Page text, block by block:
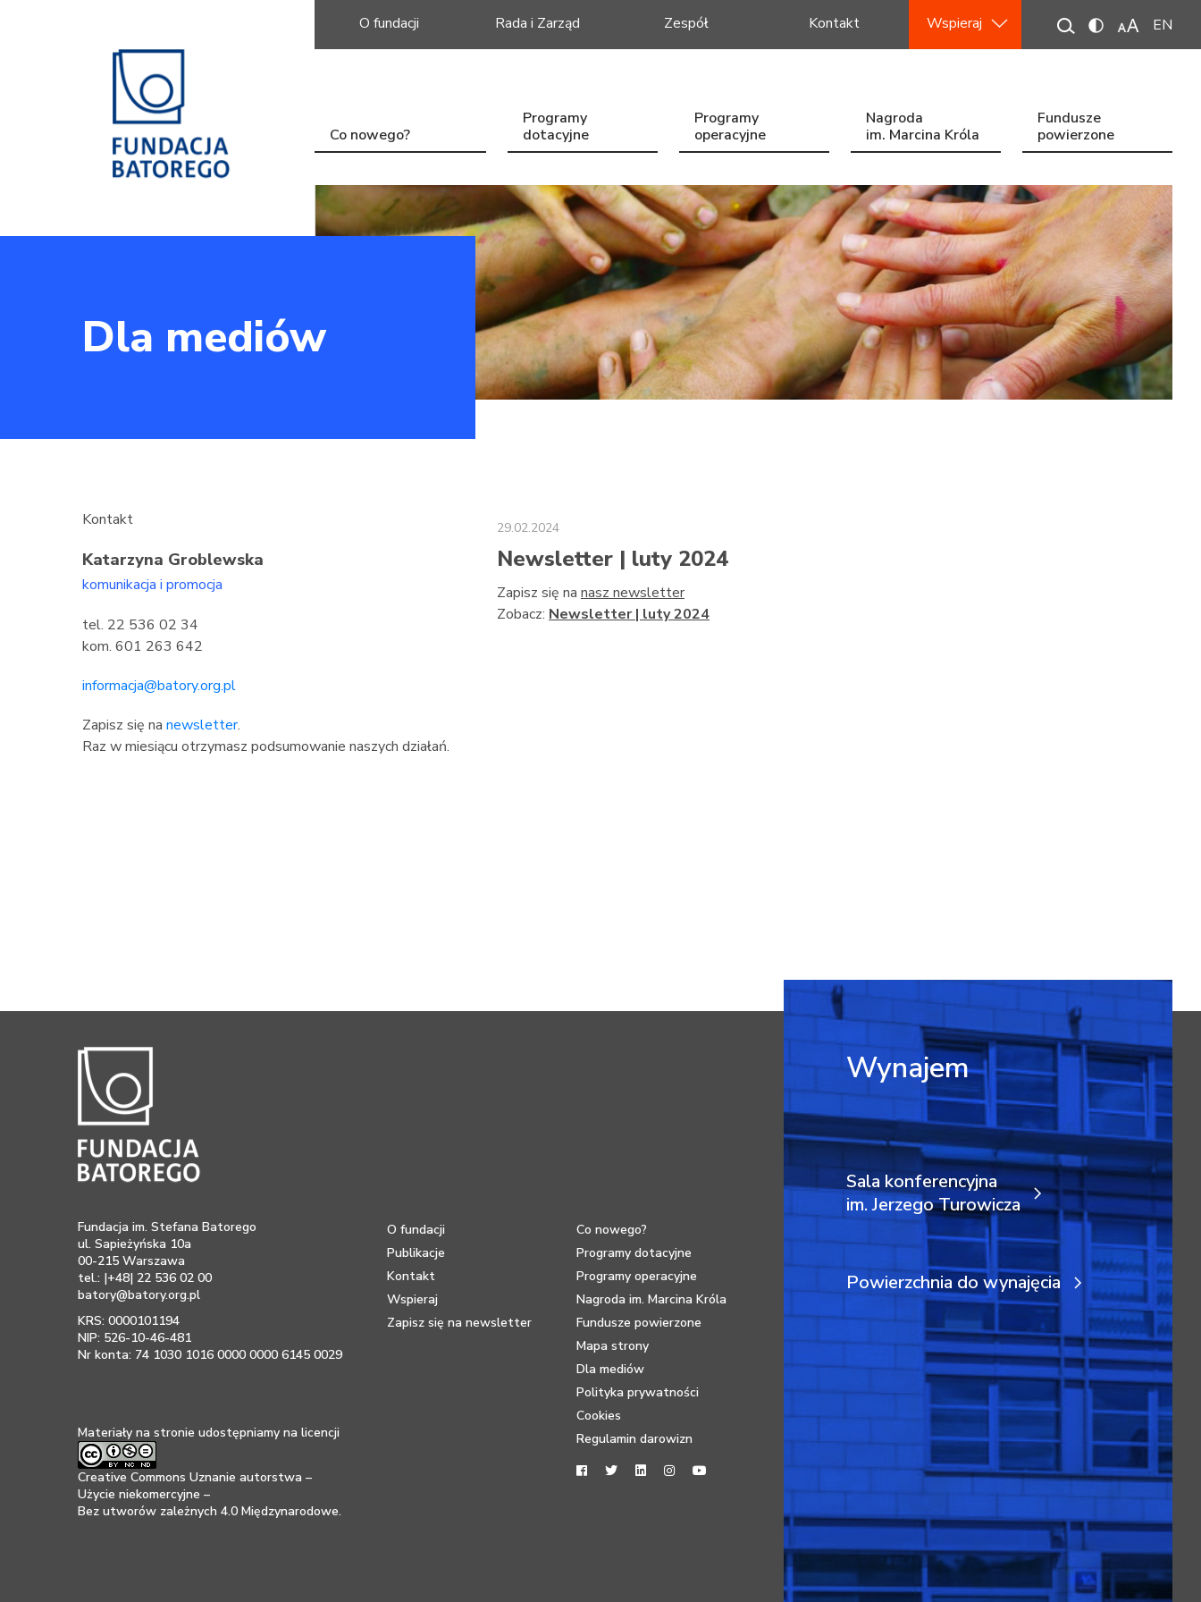
O fundacji Rada i Zarząd Zespół Kontakt Wspieraj EN
Co nowego?
Programy
dotacyjne
Programy
operacyjne
Nagroda
im. Marcina Króla
Fundusze
powierzone
Dla mediów
Kontakt
Katarzyna Groblewska
komunikacja i promocja
tel. 22 536 02 34
kom. 601 263 642
informacja@batory.org.pl
Zapisz się na newsletter.
Raz w miesiącu otrzymasz podsumowanie naszych działań.
29.02.2024
Newsletter | luty 2024
Zapisz się na nasz newsletter
Zobacz: Newsletter | luty 2024
Fundacja im. Stefana Batorego
ul. Sapieżyńska 10a
00-215 Warszawa
tel.: |+48| 22 536 02 00
batory@batory.org.pl
KRS: 0000101194
NIP: 526-10-46-481
Nr konta: 74 1030 1016 0000 0000 6145 0029
Materiały na stronie udostępniamy na licencji
Creative Commons Uznanie autorstwa –
Użycie niekomercyjne –
Bez utworów zależnych 4.0 Międzynarodowe.
O fundacji
Publikacje
Kontakt
Wspieraj
Zapisz się na newsletter
Co nowego?
Programy dotacyjne
Programy operacyjne
Nagroda im. Marcina Króla
Fundusze powierzone
Mapa strony
Dla mediów
Polityka prywatności
Cookies
Regulamin darowizn
Wynajem
Sala konferencyjna
im. Jerzego Turowicza
Powierzchnia do wynajęcia